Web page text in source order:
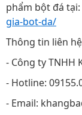
phẩm bột đá tại:
gia-bot-da/
Thông tin liên
- Công ty TNHH
- Hotline:
- Email: